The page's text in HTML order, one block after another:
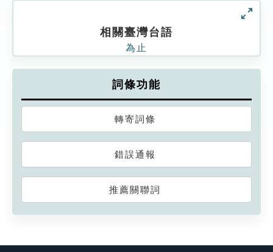
相關臺灣台語
為止
詞條功能
轉寄詞條
錯誤通報
推薦關聯詞